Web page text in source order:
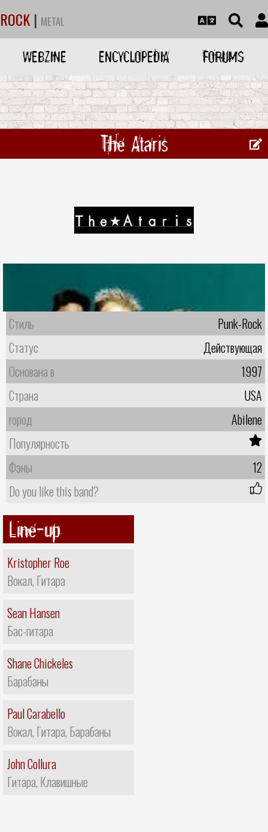
ROCK | METAL
WEBZINE ENCYCLOPEDIA FORUMS
The Ataris
Стиль
Punk-Rock
Статус
Действующая
Основана в
1997
Страна
USA
город
Abilene
Популярность
Фэны
12
Do you like this band?
Line-up
Kristopher Roe
Вокал, Гитара
Sean Hansen
Бас-гитара
Shane Chickeles
Барабаны
Paul Carabello
Вокал, Гитара, Барабаны
John Collura
Гитара, Клавишные